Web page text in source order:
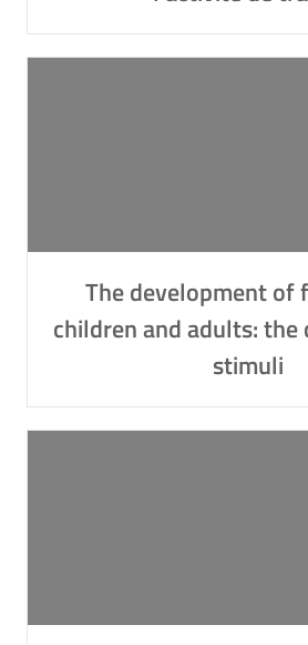
The development of
children and adults: the
stimuli